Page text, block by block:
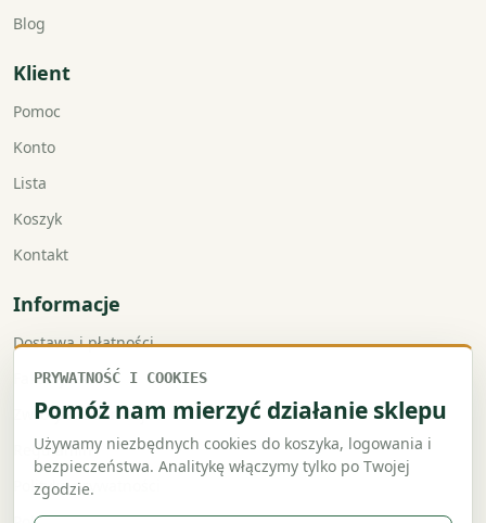
Blog
Klient
Pomoc
Konto
Lista
Koszyk
Kontakt
Informacje
Dostawa i płatności
Faktury VAT
Zwroty i reklamacje
Regulamin
Polityka prywatności
PRYWATNOŚĆ I COOKIES
Pomóż nam mierzyć działanie sklepu
Używamy niezbędnych cookies do koszyka, logowania i
bezpieczeństwa. Analitykę włączymy tylko po Twojej
zgodzie.